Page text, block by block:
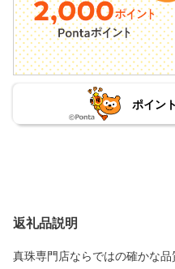
ポイン
返礼品説明
真珠専門店ならではの確かな